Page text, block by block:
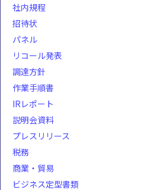
社内規程
招待状
パネル
リコール発表
調達方針
作業手順書
IRレポート
説明会資料
プレスリリース
税務
商業・貿易
ビジネス定型書類